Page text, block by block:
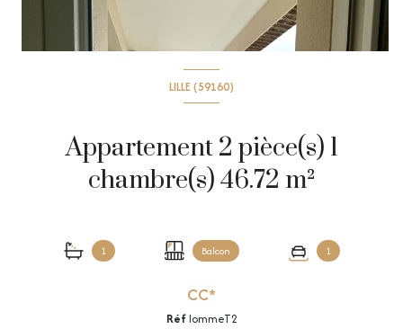
LILLE (59160)
Appartement 2 pièce(s) 1
chambre(s) 46.72 m²
1 Balcon 1
CC*
RéflommeT2